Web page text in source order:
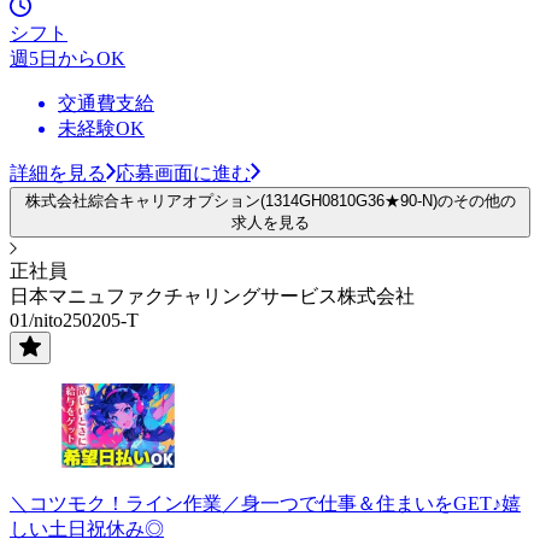
シフト
週5日からOK
交通費支給
未経験OK
詳細を見る 応募画面に進む
株式会社綜合キャリアオプション(1314GH0810G36★90-N)のその他の
求人を見る
正社員
日本マニュファクチャリングサービス株式会社
01/nito250205-T
＼コツモク！ライン作業／身一つで仕事＆住まいをGET♪嬉
しい土日祝休み◎